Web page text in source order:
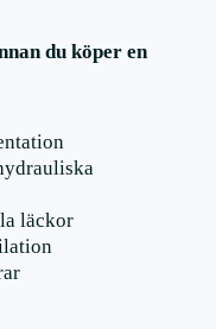
du köper en
läckor